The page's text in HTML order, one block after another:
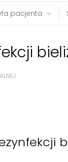
pacjenta